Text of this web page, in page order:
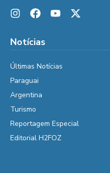
Notícias
Últimas Notícias
Paraguai
Argentina
Turismo
Reportagem Especial
Editorial H2FOZ